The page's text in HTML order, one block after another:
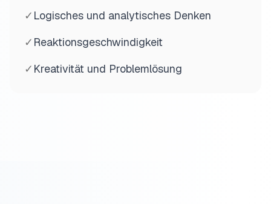
✓ Logisches und analytisches Denken
✓ Reaktionsgeschwindigkeit
✓ Kreativität und Problemlösung